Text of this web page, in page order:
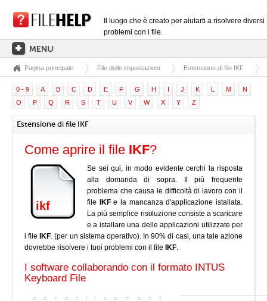
Il luogo che è creato per aiutarti a risolvere diversi
problemi con i file.
PAGINA PRINCIPALE
CATEGORIE DELLE ESTENSIONI
CATEGORIE DEI DRIVER
FILE DLL
CONVERSIONI DI FILE
SOFTWARE
Pagina principale File delle impostazioni Estensione di file IKF
0 - 9 A B C D E F G H I J K L M
N
O
P Q R S T U V W X Y Z
Estensione di file IKF
Come aprire il file IKF?
ikf
Se sei qui, in modo evidente cerchi la risposta
alla domanda di sopra. Il più frequente
problema che causa le difficoltà di lavoro con il
file
IKFe la mancanza d'applicazione istallata.
La più semplice risoluzione consiste a scaricare
e a istallare una delle applicazioni utilizzate per
i file
IKF. (per un sistema operativo). In 90% di casi, una tale azione
dovrebbe risolvere i tuoi problemi con il file
IKF.
I software collaborando con il formato INTUS
Keyboard File